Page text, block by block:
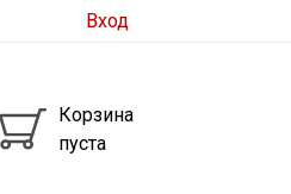
Вход
Корзина
пуста